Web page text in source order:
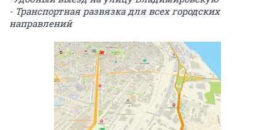
- Транспортная развязка для всех городских
направлений